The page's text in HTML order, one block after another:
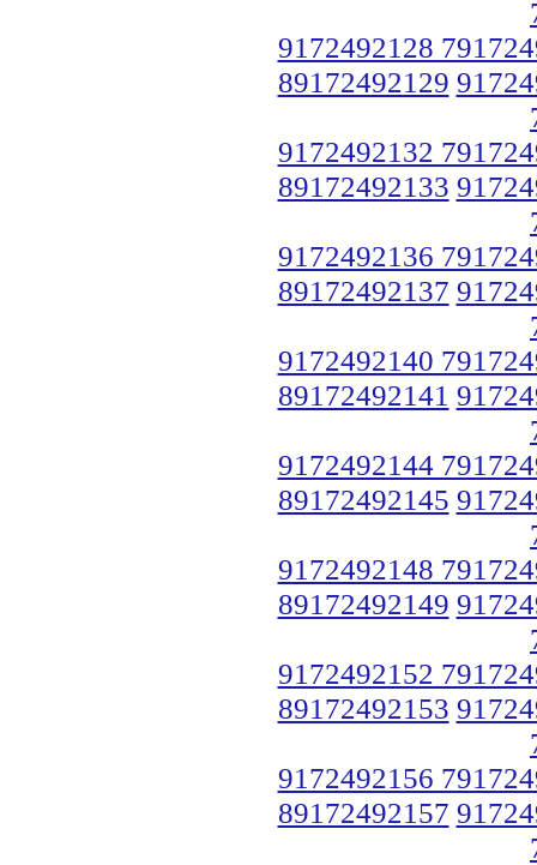
9172492128
89172492129
9172492132
89172492133
9172492136
89172492137
9172492140
89172492141
9172492144
89172492145
9172492148
89172492149
9172492152
89172492153
9172492156
89172492157